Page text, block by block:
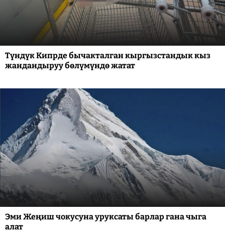
Түндүк Кипрде бычакталган кыргызстандык кыз
жандандыруу бөлүмүндө жатат
Эми Жеңиш чокусуна уруксаты барлар гана чыга
алат